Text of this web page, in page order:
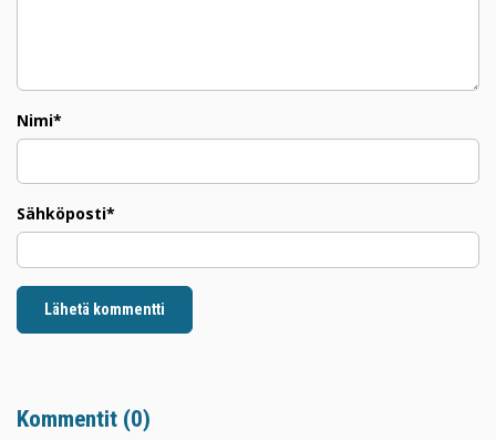
Nimi*
Sähköposti*
Lähetä kommentti
Kommentit (0)